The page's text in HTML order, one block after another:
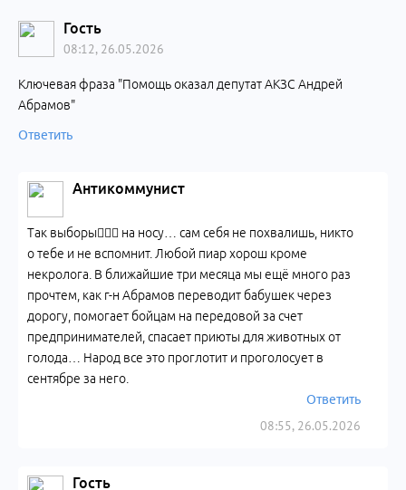
Гость
08:12, 26.05.2026
Ключевая фраза "Помощь оказал депутат АКЗС Андрей
Абрамов"
Ответить
Антикоммунист
08:55, 26.05.2026
Так выборы🤷🏼‍♂️ на носу… сам себя не похвалишь, никто
о тебе и не вспомнит. Любой пиар хорош кроме
некролога. В ближайшие три месяца мы ещё много раз
прочтем, как г-н Абрамов переводит бабушек через
дорогу, помогает бойцам на передовой за счет
предпринимателей, спасает приюты для животных от
голода… Народ все это проглотит и проголосует в
сентябре за него.
Ответить
Гость